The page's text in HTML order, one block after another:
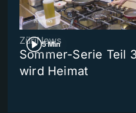
5 Min
ZüriNews
Sommer-Serie Teil
wird Heimat